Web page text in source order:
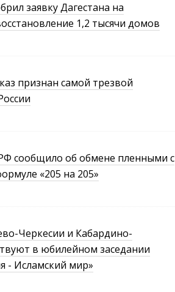
заявку Дагестана на
1,2 тысячи домов
признан самой трезвой
сообщило об обмене пленными с
«205 на 205»
Черкесии и Кабардино-
в юбилейном заседании
- Исламский мир»